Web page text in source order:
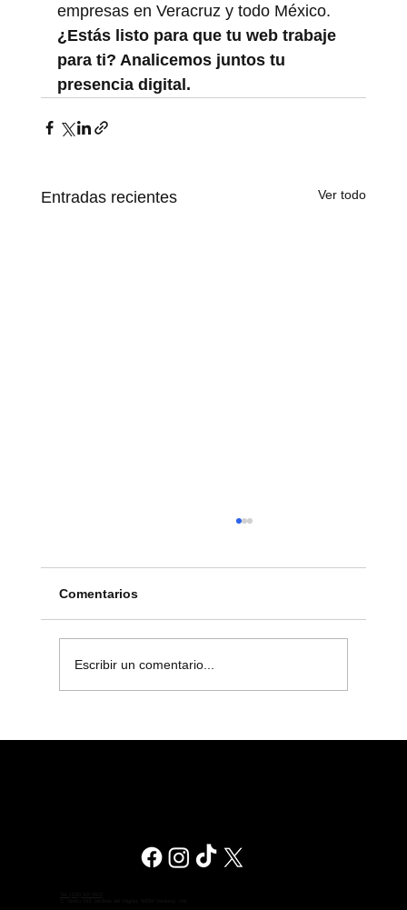
empresas en Veracruz y todo México.
¿Estás listo para que tu web trabaje
para ti? Analicemos juntos tu
presencia digital.
Entradas recientes Ver todo
Comentarios
Escribir un comentario...